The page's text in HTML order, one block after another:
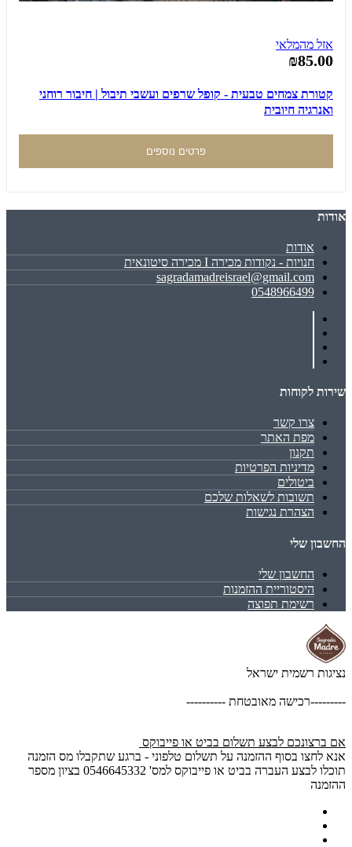
אזל מהמלאי
₪85.00
קטורת צמחים טבעית - קופל שרפים ועשבי תיבול | חיבור רוחני
ואנרגיה חיובית
פרטים נוספים
אודות
אודות
חנויות - נקודות מכירה I מכירה סיטונאית
sagradamadreisrael@gmail.com
0548966499
שירות לקוחות
צרו קשר
מפת האתר
תקנון
מדיניות הפרטיות
ביטולים
תשובות לשאלות שלכם
הצהרת נגישות
החשבון שלי
החשבון שלי
היסטוריית ההזמנות
רשימת תפוצה
נציגות רשמית ישראל
---------רכישה מאובטחת ----------
אם ברצונכם לבצע תשלום בביט או פייבוקס
אנא לחצו בסוף ההזמנה על תשלום טלפוני - ברגע שתקבלו מס הזמנה
תוכלו לבצע העברה בביט או פייבוקס למס' 0546645332 בציון מספר
ההזמנה